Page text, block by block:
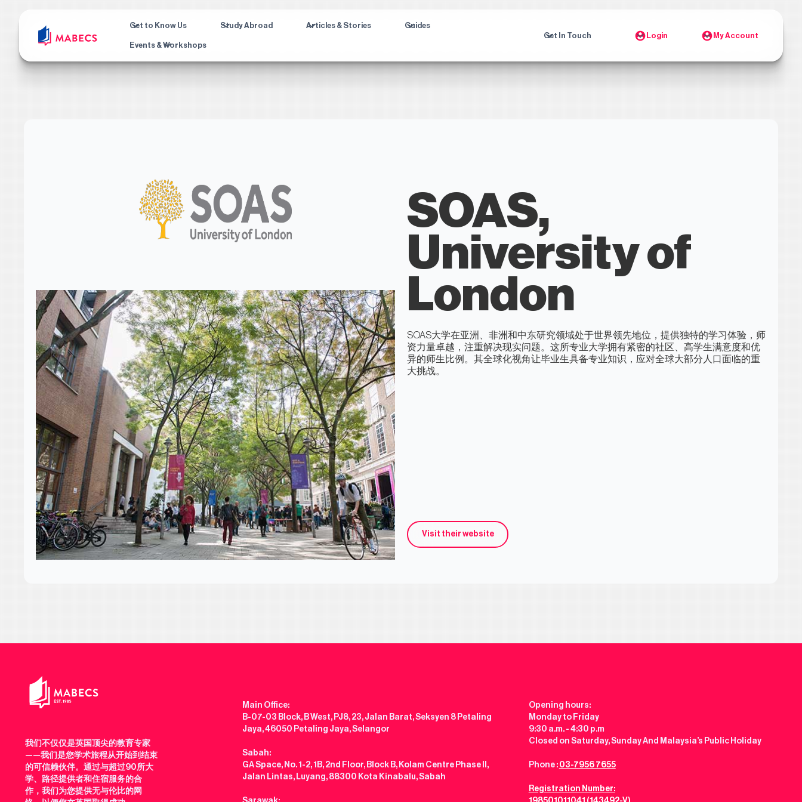
Get to Know Us Study Abroad Articles & Stories Guides
Events & Workshops
Get In Touch Login My Account
SOAS,
University of
London
SOAS大学在亚洲、非洲和中东研究领域处于世界领先地位，提供独特的学习体验，师
资力量卓越，注重解决现实问题。这所专业大学拥有紧密的社区、高学生满意度和优
异的师生比例。其全球化视角让毕业生具备专业知识，应对全球大部分人口面临的重
大挑战。
Visit their website
我们不仅仅是英国顶尖的教育专家
——我们是您学术旅程从开始到结束
的可信赖伙伴。通过与超过90所大
学、路径提供者和住宿服务的合
作，我们为您提供无与伦比的网
Main Office:
B-07-03 Block, B West, PJ8, 23, Jalan Barat, Seksyen 8 Petaling
Jaya, 46050 Petaling Jaya, Selangor
Sabah:
GA Space, No. 1-2, 1B, 2nd Floor, Block B, Kolam Centre Phase II,
Jalan Lintas, Luyang, 88300 Kota Kinabalu, Sabah
Opening hours:
Monday to Friday
9:30 a.m. - 4:30 p.m
Closed on Saturday, Sunday And Malaysia’s Public Holiday
Phone : 03-7956 7655
Registration Number: